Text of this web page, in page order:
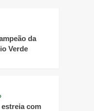
da
Verde
estreia com